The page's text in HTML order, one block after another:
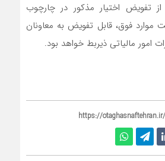
از تفویض اختیار مذکور در چارچوب
موارد فوق، قابل تفویض به معاونان
امور مالیاتی ذیربط خواهد بود.
https://